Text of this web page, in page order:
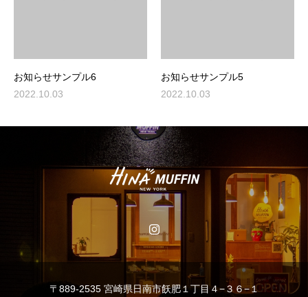
お知らせサンプル6
2022.10.03
お知らせサンプル5
2022.10.03
〒889-2535 宮崎県日南市飫肥１丁目４−３６−１